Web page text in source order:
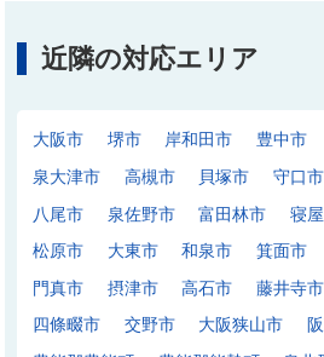
近隣の対応エリア
大阪市 堺市 岸和田市 豊中市
泉大津市
高槻市 貝塚市 守口市
八尾市
泉佐野市 富田林市 寝
松原市
大東市 和泉市 箕面市
門真市
摂津市 高石市 藤井寺市
四條畷市
交野市 大阪狭山市